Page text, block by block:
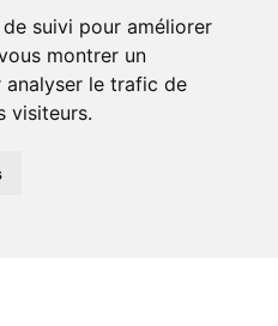
suivi pour améliorer
montrer un
analyser le trafic de
visiteurs.